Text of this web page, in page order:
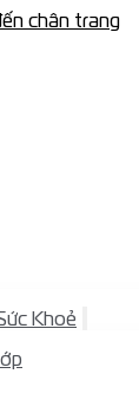
chân trang
Khoẻ